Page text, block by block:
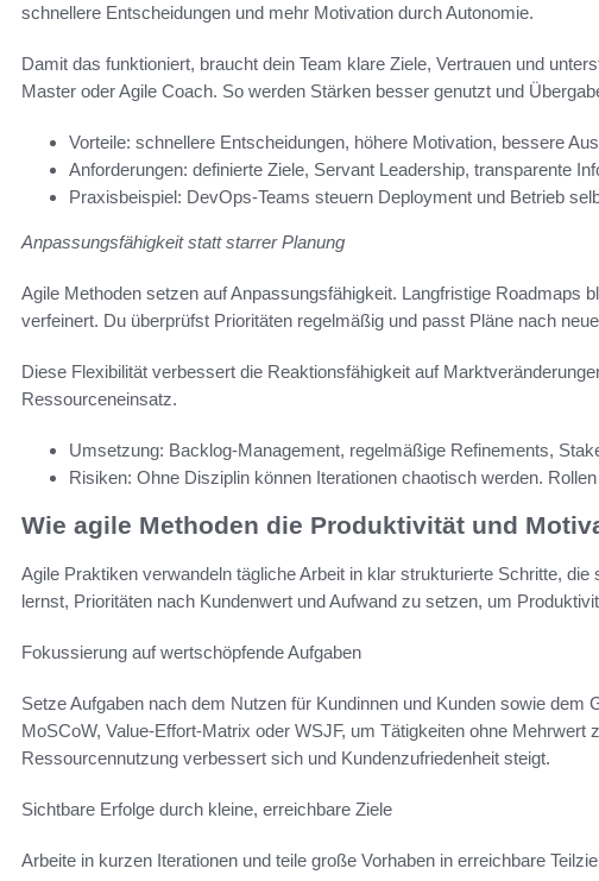
schnellere Entscheidungen und mehr Motivation durch Autonomie.
Damit das funktioniert, braucht dein Team klare Ziele, Vertrauen und
Master oder Agile Coach. So werden Stärken besser genutzt und
Vorteile: schnellere Entscheidungen, höhere Motivation, bessere
Anforderungen: definierte Ziele, Servant Leadership, transparente
Praxisbeispiel: DevOps‑Teams steuern Deployment und Betrieb
Anpassungsfähigkeit statt starrer Planung
Agile Methoden setzen auf Anpassungsfähigkeit. Langfristige Roadmaps
verfeinert. Du überprüfst Prioritäten regelmäßig und passt Pläne nach
Diese Flexibilität verbessert die Reaktionsfähigkeit auf
Ressourceneinsatz.
Umsetzung: Backlog‑Management, regelmäßige Refinements,
Risiken: Ohne Disziplin können Iterationen chaotisch werden.
Wie agile Methoden die Produktivität und
Agile Praktiken verwandeln tägliche Arbeit in klar strukturierte Schritte,
lernst, Prioritäten nach Kundenwert und Aufwand zu setzen, um
Fokussierung auf wertschöpfende Aufgaben
Setze Aufgaben nach dem Nutzen für Kundinnen und Kunden sowie dem
MoSCoW, Value‑Effort‑Matrix oder WSJF, um Tätigkeiten ohne
Ressourcennutzung verbessert sich und Kundenzufriedenheit steigt.
Sichtbare Erfolge durch kleine, erreichbare Ziele
Arbeite in kurzen Iterationen und teile große Vorhaben in erreichbare